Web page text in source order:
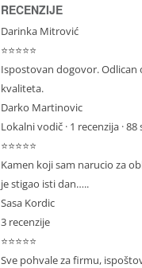
RECENZIJE
Darinka Mitrović
⭐⭐⭐⭐⭐
Ispostovan dogovor. Odlican
kvaliteta.
Darko Martinovic
Lokalni vodič · 1 recenzija · 88
⭐⭐⭐⭐⭐
Kamen koji sam narucio za
je stigao isti dan…..
Sasa Kordic
3 recenzije
⭐⭐⭐⭐⭐
Sve pohvale za firmu,